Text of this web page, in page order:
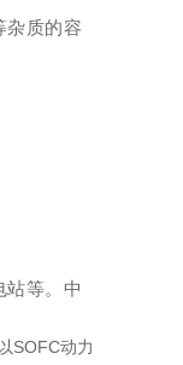
杂质的容
站等。中
以SOFC动力